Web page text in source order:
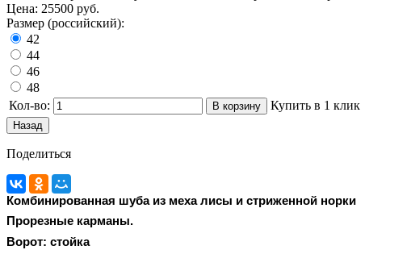
Цена: 25500 руб.
Размер (российский):
42
44
46
48
Кол-во:
Купить в 1 клик
Поделиться
Комбинированная шуба из меха лисы и стриженной норки
Прорезные карманы.
Ворот: стойка